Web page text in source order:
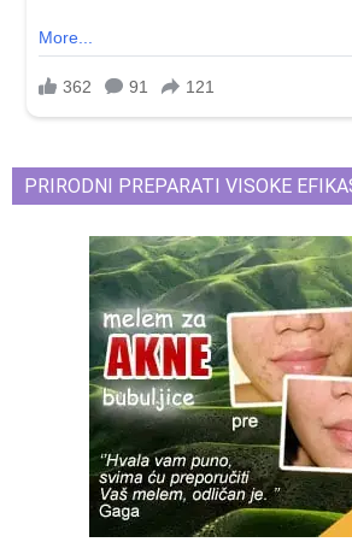
PRIRODNI PREPARATI VISOKE